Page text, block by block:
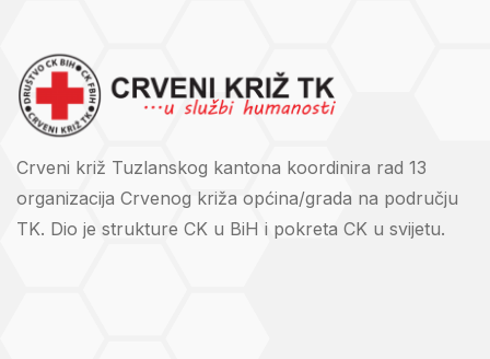
Crveni križ Tuzlanskog kantona koordinira rad 13
organizacija Crvenog križa općina/grada na području
TK. Dio je strukture CK u BiH i pokreta CK u svijetu.